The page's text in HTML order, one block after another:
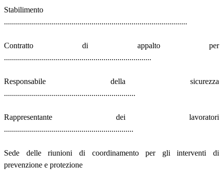
Stabilimento
............................................................................................
Contratto di appalto per
..........................................................................
Responsabile della sicurezza
..................................................................
Rappresentante dei lavoratori
.................................................................
Sede delle riunioni di coordinamento per gli interventi di
prevenzione e protezione